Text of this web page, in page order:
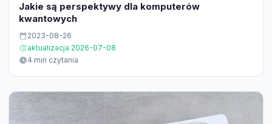
Jakie są perspektywy dla komputerów
kwantowych
2023-08-26
aktualizacja 2026-07-08
4 min czytania